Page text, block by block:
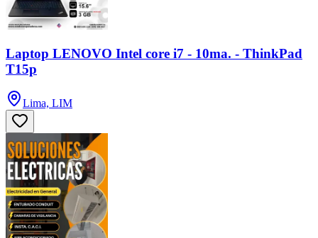
Laptop LENOVO Intel core i7 - 10ma. - ThinkPad
T15p
Lima, LIM